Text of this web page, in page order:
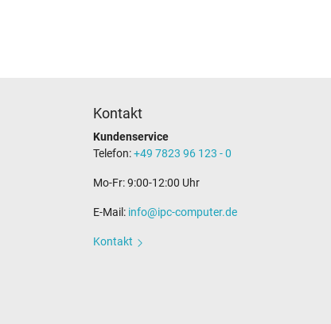
Kontakt
Kundenservice
Telefon:+49 7823 96 123 - 0
Mo-Fr: 9:00-12:00 Uhr
E-Mail: info@ipc-computer.de
Kontakt